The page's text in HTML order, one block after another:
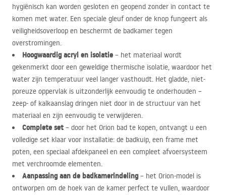
hygiënisch kan worden gesloten en geopend zonder in contact te
komen met water. Een speciale gleuf onder de knop fungeert als
veiligheidsoverloop en beschermt de badkamer tegen
overstromingen.
Hoogwaardig acryl en isolatie – het materiaal wordt
gekenmerkt door een geweldige thermische isolatie, waardoor het
water zijn temperatuur veel langer vasthoudt. Het gladde, niet-
poreuze oppervlak is uitzonderlijk eenvoudig te onderhouden –
zeep- of kalkaanslag dringen niet door in de structuur van het
materiaal en zijn eenvoudig te verwijderen.
Complete set – door het Orion bad te kopen, ontvangt u een
volledige set klaar voor installatie: de badkuip, een frame met
poten, een speciaal afdekpaneel en een compleet afvoersysteem
met verchroomde elementen.
Aanpassing aan de badkamerindeling– het Orion-model is
ontworpen om de hoek van de kamer perfect te vullen, waardoor